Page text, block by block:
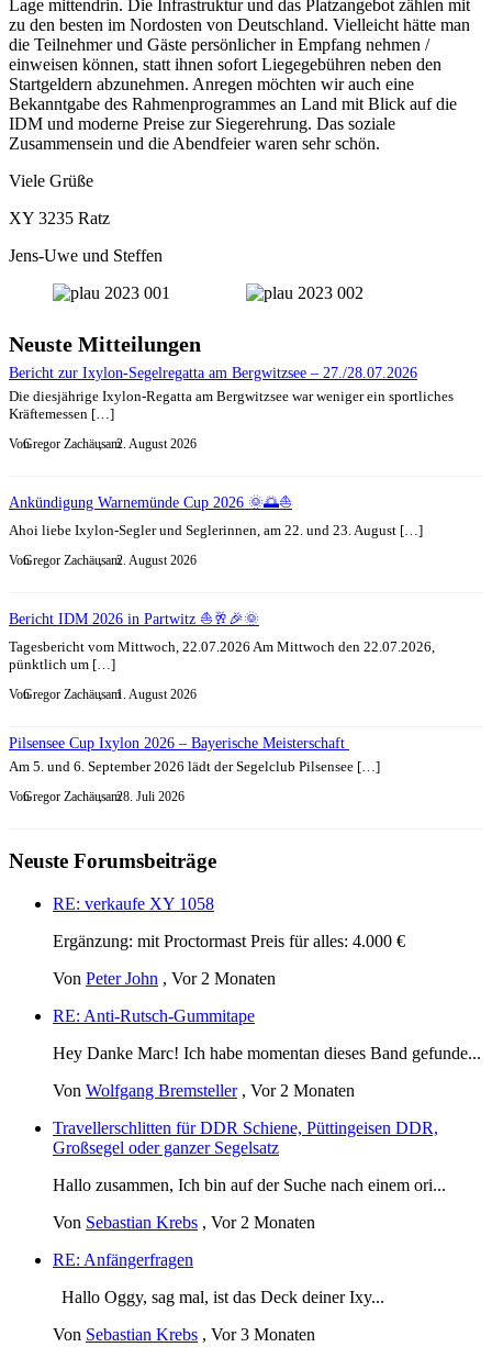
Lage mittendrin. Die Infrastruktur und das Platzangebot zählen mit
zu den besten im Nordosten von Deutschland. Vielleicht hätte man
die Teilnehmer und Gäste persönlicher in Empfang nehmen /
einweisen können, statt ihnen sofort Liegegebühren neben den
Startgeldern abzunehmen. Anregen möchten wir auch eine
Bekanntgabe des Rahmenprogrammes an Land mit Blick auf die
IDM und moderne Preise zur Siegerehrung. Das soziale
Zusammensein und die Abendfeier waren sehr schön.
Viele Grüße
XY 3235 Ratz
Jens-Uwe und Steffen
Neuste Mitteilungen
Bericht zur Ixylon-Segelregatta am Bergwitzsee – 27./28.07.2026
Die diesjährige Ixylon-Regatta am Bergwitzsee war weniger ein sportliches
Kräftemessen […]
VonGregor Zachäus, am2. August 2026
Ankündigung Warnemünde Cup 2026 🌞🌅⛵
Ahoi liebe Ixylon-Segler und Seglerinnen, am 22. und 23. August […]
VonGregor Zachäus, am2. August 2026
Bericht IDM 2026 in Partwitz ⛵🥂🎉🌞
Tagesbericht vom Mittwoch, 22.07.2026 Am Mittwoch den 22.07.2026,
pünktlich um […]
VonGregor Zachäus, am1. August 2026
Pilsensee Cup Ixylon 2026 – Bayerische Meisterschaft
Am 5. und 6. September 2026 lädt der Segelclub Pilsensee […]
VonGregor Zachäus, am28. Juli 2026
Neuste Forumsbeiträge
RE: verkaufe XY 1058
Ergänzung: mit Proctormast Preis für alles: 4.000 €
Von Peter John , Vor 2 Monaten
RE: Anti-Rutsch-Gummitape
Hey Danke Marc! Ich habe momentan dieses Band gefunde...
Von Wolfgang Bremsteller, Vor 2 Monaten
Travellerschlitten für DDR Schiene, Püttingeisen DDR,
Großsegel oder ganzer Segelsatz
Hallo zusammen, Ich bin auf der Suche nach einem ori...
Von Sebastian Krebs , Vor 2 Monaten
RE: Anfängerfragen
Hallo Oggy, sag mal, ist das Deck deiner Ixy...
Von Sebastian Krebs , Vor 3 Monaten